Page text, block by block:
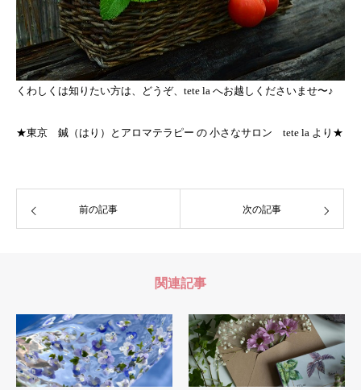
くわしくは知りたい方は、どうぞ、tete la へお越しくださいませ〜♪
★東京 鍼（はり）とアロマテラピー の 小さなサロン tete la より★
前の記事 次の記事
関連記事